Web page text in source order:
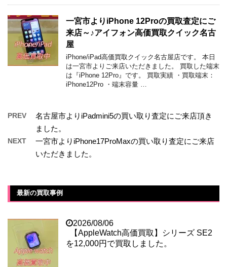
一宮市よりiPhone 12Proの買取査定にご
来店～♪アイフォン高価買取クイック名古
屋
iPhone/iPad高価買取クイック名古屋店です。 本日
は一宮市よりご来店いただきました。 買取した端末
は『iPhone 12Pro』です。 買取実績 ・買取端末：
iPhone12Pro ・端末容量 …
PREV
名古屋市よりiPadmini5の買い取り査定にご来店頂き
ました。
NEXT
一宮市よりiPhone17ProMaxの買い取り査定にご来店
いただきました。
最新の買取事例
2026/08/06
【AppleWatch高価買取】シリーズ SE2
を12,000円で買取しました。